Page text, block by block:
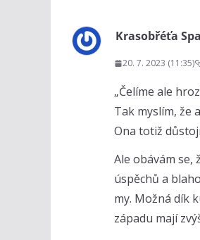
Krasobřéťa
20. 7. 2023 (11:35)
„Čelíme ale
Tak myslím, že
Ona totiž
Ale obávám se,
úspěchů a
my. Možná dík
západu mají